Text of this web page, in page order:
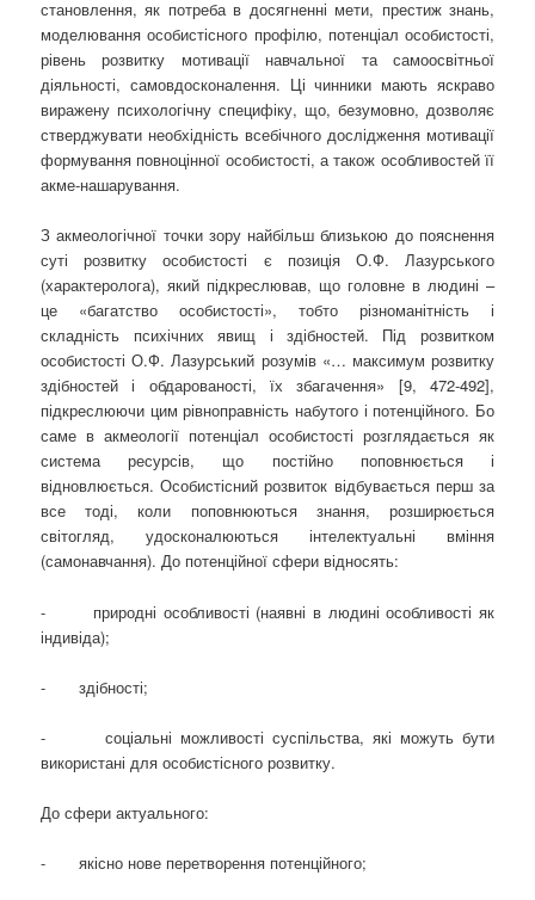
становлення, як потреба в досягненні мети, престиж знань,
моделювання особистісного профілю, потенціал особистості,
рівень розвитку мотивації навчальної та самоосвітньої
діяльності, самовдосконалення. Ці чинники мають яскраво
виражену психологічну специфіку, що, безумовно, дозволяє
стверджувати необхідність всебічного дослідження мотивації
формування повноцінної особистості, а також особливостей її
акме-нашарування.
З акмеологічної точки зору найбільш близькою до пояснення
суті розвитку особистості є позиція О.Ф. Лазурського
(характеролога), який підкреслював, що головне в людині –
це «багатство особистості», тобто різноманітність і
складність психічних явищ і здібностей. Під розвитком
особистості О.Ф. Лазурський розумів «… максимум розвитку
здібностей і обдарованості, їх збагачення» [9, 472-492],
підкреслюючи цим рівноправність набутого і потенційного. Бо
саме в акмеології потенціал особистості розглядається як
система ресурсів, що постійно поповнюється і
відновлюється. Особистісний розвиток відбувається перш за
все тоді, коли поповнюються знання, розширюється
світогляд, удосконалюються інтелектуальні вміння
(самонавчання). До потенційної сфери відносять:
- природні особливості (наявні в людині особливості як
індивіда);
- здібності;
- соціальні можливості суспільства, які можуть бути
використані для особистісного розвитку.
До сфери актуального:
- якісно нове перетворення потенційного;